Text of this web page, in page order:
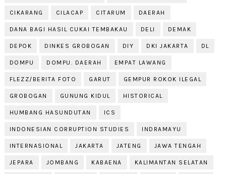
CIKARANG CILACAP CITARUM DAERAH
DANA BAGI HASIL CUKAI TEMBAKAU DELI DEMAK
DEPOK DINKES GROBOGAN DIY DKI JAKARTA DL
DOMPU DOMPU. DAERAH EMPAT LAWANG
FLEZZ/BERITA FOTO GARUT GEMPUR ROKOK ILEGAL
GROBOGAN GUNUNG KIDUL HISTORICAL
HUMBANG HASUNDUTAN ICS
INDONESIAN CORRUPTION STUDIES INDRAMAYU
INTERNASIONAL JAKARTA JATENG JAWA TENGAH
JEPARA JOMBANG KABAENA KALIMANTAN SELATAN